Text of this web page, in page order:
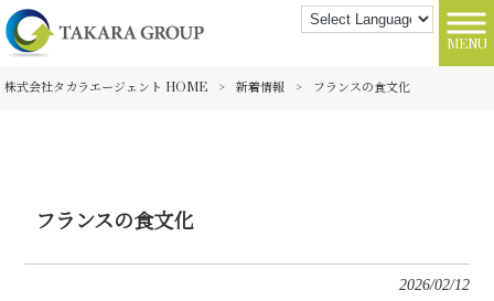
MENU
株式会社タカラエージェント HOME > 新着情報 > フランスの食文化
フランスの食文化
2026/02/12